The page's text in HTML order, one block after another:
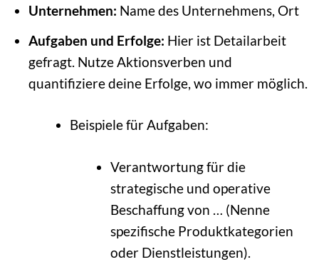
Unternehmen: Name des Unternehmens, Ort
Aufgaben und Erfolge: Hier ist Detailarbeit
gefragt. Nutze Aktionsverben und
quantifiziere deine Erfolge, wo immer möglich.
Beispiele für Aufgaben:
Verantwortung für die
strategische und operative
Beschaffung von … (Nenne
spezifische Produktkategorien
oder Dienstleistungen).